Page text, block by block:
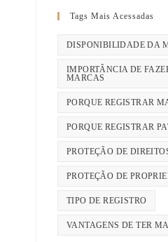
Tags Mais Acessadas
DISPONIBILIDADE DA
IMPORTÂNCIA DE
MARCAS
PORQUE REGISTRAR
PORQUE REGISTRAR
PROTEÇÃO DE
PROTEÇÃO DE
TIPO DE REGISTRO
VANTAGENS DE TER